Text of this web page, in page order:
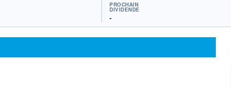
PROCHAIN
DIVIDENDE
-